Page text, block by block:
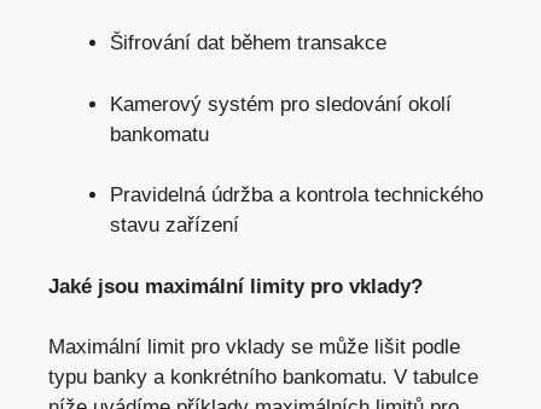
Šifrování dat během transakce
Kamerový systém pro sledování okolí
bankomatu
Pravidelná údržba a kontrola technického
stavu zařízení
Jaké jsou maximální limity pro vklady?
Maximální limit pro vklady se může lišit podle
typu banky a konkrétního bankomatu. V tabulce